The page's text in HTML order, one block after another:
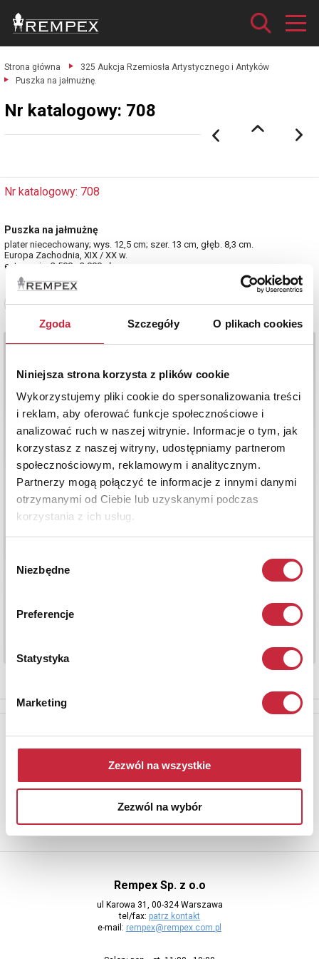
Zgoda Szczegóły O plikach cookies
Niniejsza strona korzysta z plików cookie
Wykorzystujemy pliki cookie do spersonalizowania treści
i reklam, aby oferować funkcje społecznościowe i
analizować ruch w naszej witrynie. Informacje o tym, jak
korzystasz z naszej witryny, udostępniamy partnerom
społecznościowym, reklamowym i analitycznym.
Partnerzy mogą połączyć te informacje z innymi danymi
otrzymanymi od Ciebie lub uzyskanymi podczas
korzystania z ich usług.
zgody
Niezbędne
Preferencje
Statystyka
Marketing
Zezwól na wszystkie
Zezwól na wybór
Strona główna
325 Aukcja Rzemiosła Artystycznego i Antyków
Puszka na jałmużnę.
Nr katalogowy: 708
Nr katalogowy: 708
Puszka na jałmużnę
plater niecechowany; wys. 12,5 cm; szer. 13 cm, głęb. 8,3 cm.
Europa Zachodnia, XIX / XX w.
estymacja: 2 500 - 3 000 zł
Zobacz pełne informacje
Newsletter
adres e-mail
Rempex Sp. z o.o
ul Karowa 31, 00-324 Warszawa
tel/fax: patrz kontakt
e-mail: rempex@rempex.com.pl